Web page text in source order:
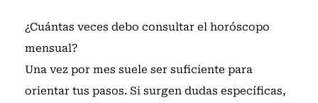
¿Cuántas veces debo consultar el horóscopo
mensual?
Una vez por mes suele ser suficiente para
orientar tus pasos. Si surgen dudas específicas,